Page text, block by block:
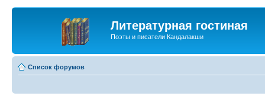
Литературная гостиная
Поэты и писатели Кандалакши
Список форумов